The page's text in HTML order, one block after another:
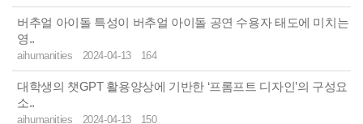
버추얼 아이돌 특성이 버추얼 아이돌 공연 수용자 태도에 미치는
영..
aihumanities 2024-04-13 164
대학생의 챗GPT 활용양상에 기반한 ‘프롬프트 디자인’의 구성요
소..
aihumanities 2024-04-13 150